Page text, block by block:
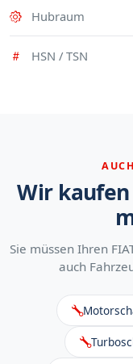
Hubraum
HSN / TSN
Wir kaufen
Sie müssen Ihren
auch